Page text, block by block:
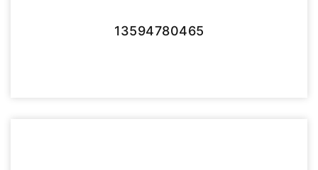
13594780465